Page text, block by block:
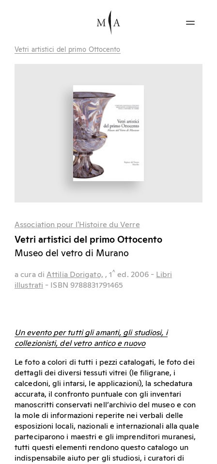
Vetri artistici del primo Ottocento
Association pour l'Histoire du Verre
Vetri artistici del primo Ottocento
Museo del vetro di Murano
a cura di Attilia Dorigato, , 1^ ed. 2006 - Libri
illustrati - ISBN 9788831791465
Un evento per tutti gli amanti, gli studiosi, i
collezionisti, del vetro antico e nuovo
Le foto a colori di tutti i pezzi catalogati, le foto dei
dettagli dei diversi tessuti vitrei (le ﬁligrane, i
calcedoni, gli intarsi, le applicazioni), la schedatura
accurata, il confronto puntuale con gli inventari
manoscritti conservati nell’archivio del museo e con
la mole di informazioni reperite nei verbali delle
esposizioni locali, nazionali e internazionali alla quale
parteciparono i maestri e gli imprenditori muranesi,
tutti questi elementi rendono questo catalogo un
indispensabile aiuto per gli studiosi, i curatori di